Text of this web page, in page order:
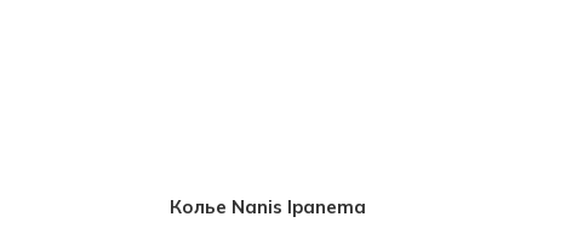
Колье Nanis Ipanema